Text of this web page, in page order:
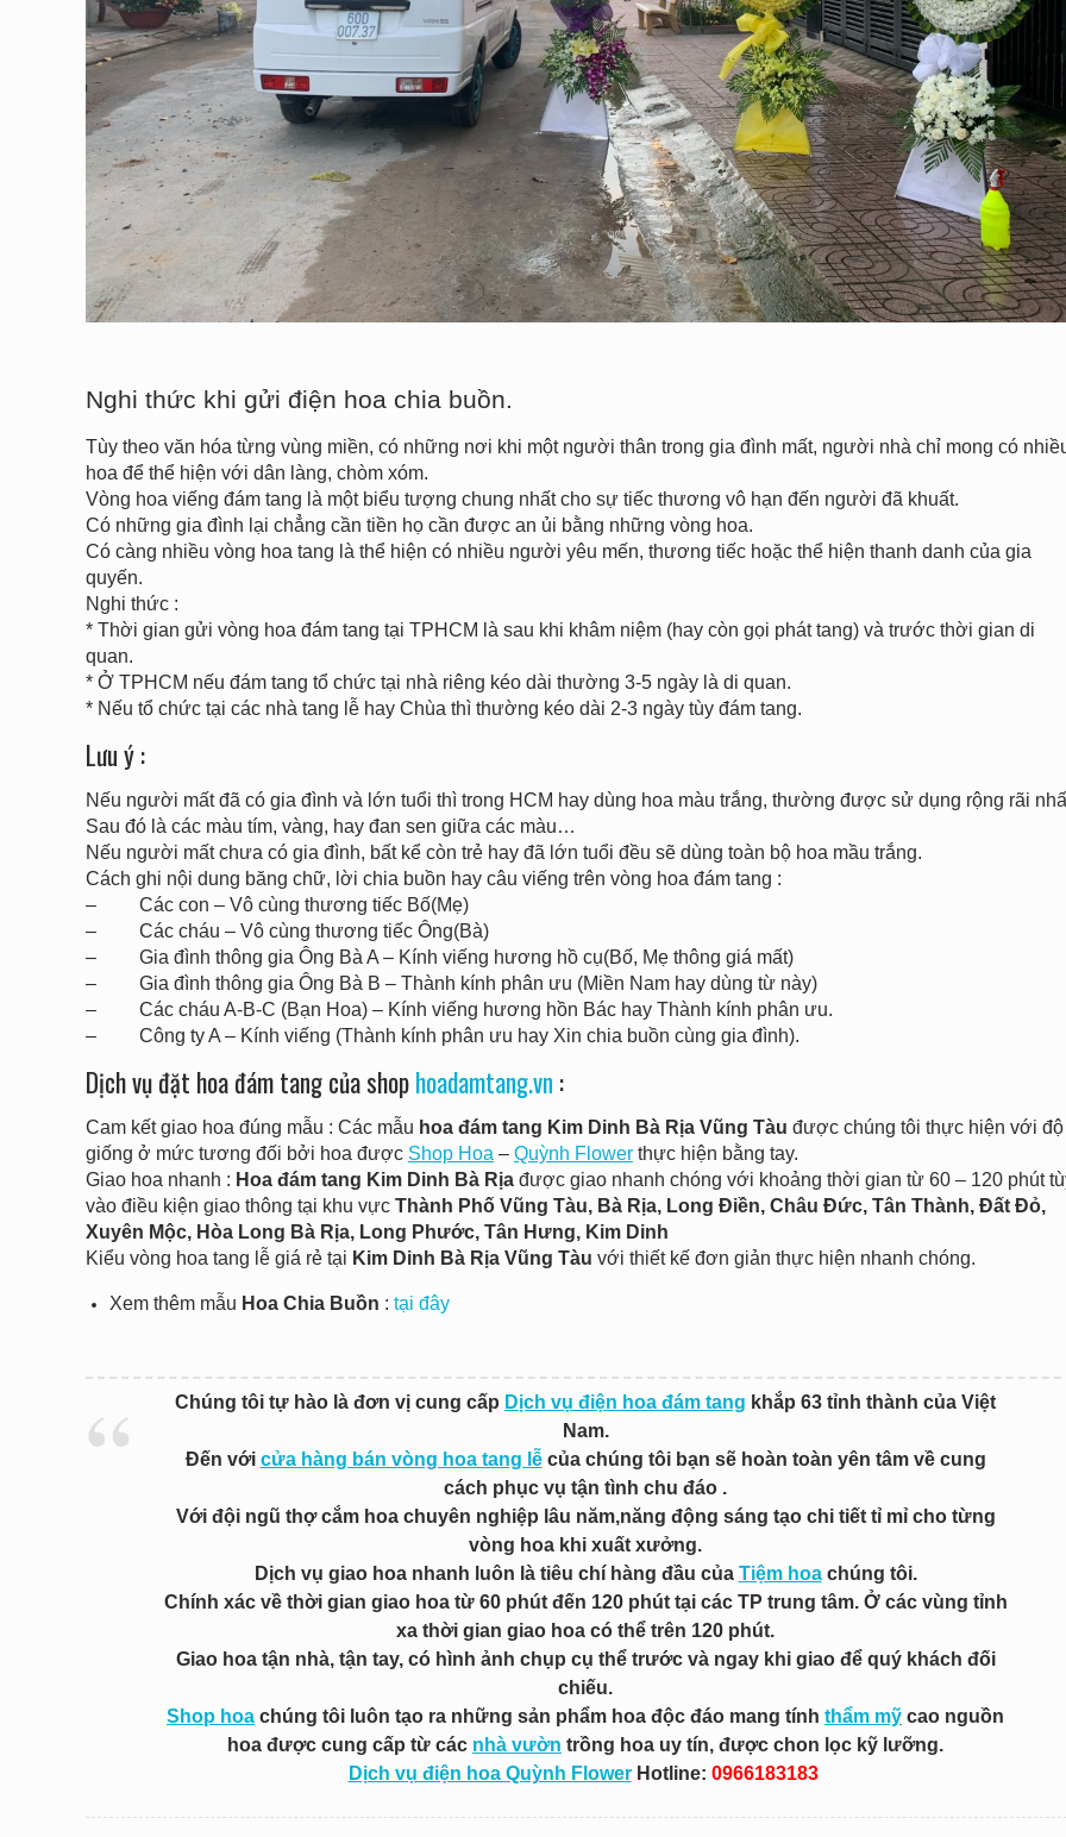
Nghi thức khi gửi điện hoa chia buồn.
Tùy theo văn hóa từng vùng miền, có những nơi khi một người thân trong gia đình mất, người nhà chỉ mong có
hoa để thể hiện với dân làng, chòm xóm.
Vòng hoa viếng đám tang là một biểu tượng chung nhất cho sự tiếc thương vô hạn đến người đã khuất.
Có những gia đình lại chẳng cần tiền họ cần được an ủi bằng những vòng hoa.
Có càng nhiều vòng hoa tang là thể hiện có nhiều người yêu mến, thương tiếc hoặc thể hiện thanh danh của gia
quyến.
Nghi thức :
* Thời gian gửi vòng hoa đám tang tại TPHCM là sau khi khâm niệm (hay còn gọi phát tang) và trước thời gian di
quan.
* Ở TPHCM nếu đám tang tổ chức tại nhà riêng kéo dài thường 3-5 ngày là di quan.
* Nếu tổ chức tại các nhà tang lễ hay Chùa thì thường kéo dài 2-3 ngày tùy đám tang.
Lưu ý :
Nếu người mất đã có gia đình và lớn tuổi thì trong HCM hay dùng hoa màu trắng, thường được sử dụng rộng rãi
Sau đó là các màu tím, vàng, hay đan sen giữa các màu…
Nếu người mất chưa có gia đình, bất kể còn trẻ hay đã lớn tuổi đều sẽ dùng toàn bộ hoa mầu trắng.
Cách ghi nội dung băng chữ, lời chia buồn hay câu viếng trên vòng hoa đám tang :
– Các con – Vô cùng thương tiếc Bố(Mẹ)
– Các cháu – Vô cùng thương tiếc Ông(Bà)
– Gia đình thông gia Ông Bà A – Kính viếng hương hồ cụ(Bố, Mẹ thông giá mất)
– Gia đình thông gia Ông Bà B – Thành kính phân ưu (Miền Nam hay dùng từ này)
– Các cháu A-B-C (Bạn Hoa) – Kính viếng hương hồn Bác hay Thành kính phân ưu.
– Công ty A – Kính viếng (Thành kính phân ưu hay Xin chia buồn cùng gia đình).
Dịch vụ đặt hoa đám tang của shophoadamtang.vn :
Cam kết giao hoa đúng mẫu : Các mẫu hoa đám tang Kim Dinh Bà Rịa Vũng Tàu được chúng tôi thực hiện với độ
giống ở mức tương đối bởi hoa được Shop Hoa – Quỳnh Flower thực hiện bằng tay.
Giao hoa nhanh : Hoa đám tang Kim Dinh Bà Rịa được giao nhanh chóng với khoảng thời gian từ 60 – 120 phút
vào điều kiện giao thông tại khu vực Thành Phố Vũng Tàu, Bà Rịa, Long Điền, Châu Đức, Tân Thành, Đất Đỏ,
Xuyên Mộc, Hòa Long Bà Rịa, Long Phước, Tân Hưng, Kim Dinh
Kiểu vòng hoa tang lễ giá rẻ tại Kim Dinh Bà Rịa Vũng Tàu với thiết kế đơn giản thực hiện nhanh chóng.
Xem thêm mẫu Hoa Chia Buồn : tại đây
Chúng tôi tự hào là đơn vị cung cấp Dịch vụ điện hoa đám tang khắp 63 tỉnh thành của Việt
Nam.
Đến với cửa hàng bán vòng hoa tang lễcủa chúng tôi bạn sẽ hoàn toàn yên tâm về cung
cách phục vụ tận tình chu đáo .
Với đội ngũ thợ cắm hoa chuyên nghiệp lâu năm,năng động sáng tạo chi tiết tỉ mỉ cho từng
vòng hoa khi xuất xưởng.
Dịch vụ giao hoa nhanh luôn là tiêu chí hàng đầu của Tiệm hoachúng tôi.
Chính xác về thời gian giao hoa từ 60 phút đến 120 phút tại các TP trung tâm. Ở các vùng tỉnh
xa thời gian giao hoa có thể trên 120 phút.
Giao hoa tận nhà, tận tay, có hình ảnh chụp cụ thể trước và ngay khi giao để quý khách đối
chiếu.
Shop hoa chúng tôi luôn tạo ra những sản phẩm hoa độc đáo mang tính thẩm mỹ cao nguồn
hoa được cung cấp từ các nhà vườn trồng hoa uy tín, được chon lọc kỹ lưỡng.
Dịch vụ điện hoa Quỳnh FlowerHotline: 0966183183